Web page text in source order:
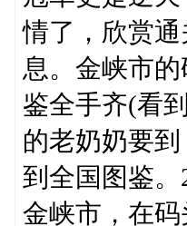
情了，欣赏
息。金峡市
鉴全手齐(看
的老奶奶要
到全国图鉴
金峡市，在